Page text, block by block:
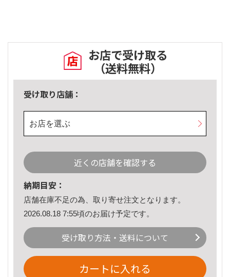
お店で受け取る
（送料無料）
受け取り店舗：
お店を選ぶ
近くの店舗を確認する
納期目安：
店舗在庫不足の為、取り寄せ注文となります。
2026.08.18 7:55頃のお届け予定です。
受け取り方法・送料について
カートに入れる